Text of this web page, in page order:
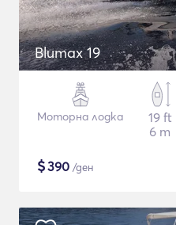
Blumax 19
Моторна лодка
19 ft
6 m
$390 /ден